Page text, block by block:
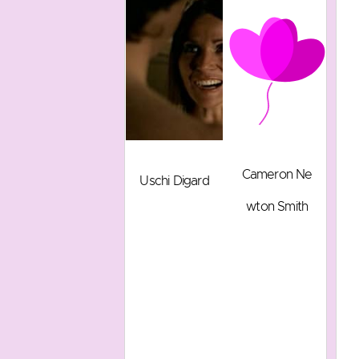
Uschi Digard
Cameron Ne
wton Smith